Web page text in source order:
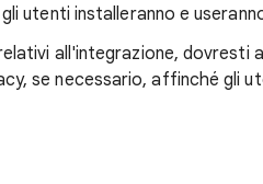
utenti installeranno e
all'integrazione, dovresti
se necessario, affinché gli